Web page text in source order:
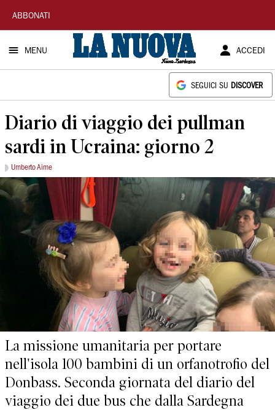
La
Nuova
Sardegna
ABBONATI
MENU ACCEDI
SEGUICI SU DISCOVER
Diario di viaggio dei pullman
sardi in Ucraina: giorno 2
Umberto Aime
La missione umanitaria per portare
nell'isola 100 bambini di un orfanotrofio del
Donbass. Seconda giornata del diario del
viaggio dei due bus che dalla Sardegna